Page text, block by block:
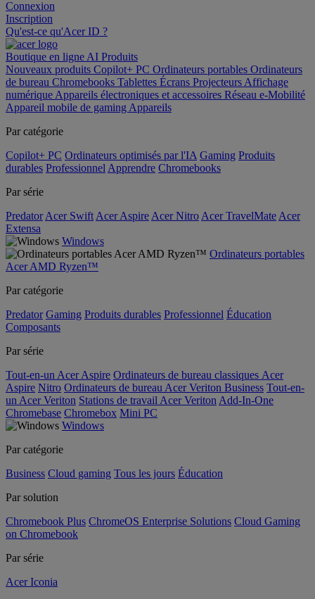
Connexion
Inscription
Qu'est-ce qu'Acer ID ?
Boutique en ligne AI Produits
Nouveaux produits Copilot+ PC Ordinateurs portables Ordinateurs
de bureau Chromebooks Tablettes Écrans Projecteurs Affichage
numérique Appareils électroniques et accessoires Réseau e-Mobilité
Appareil mobile de gaming Appareils
Par catégorie
Copilot+ PC Ordinateurs optimisés par l'IA Gaming Produits
durables Professionnel Apprendre Chromebooks
Par série
Predator Acer Swift Acer Aspire Acer Nitro Acer TravelMate Acer
Extensa
Windows
Ordinateurs portables
Acer AMD Ryzen™
Par catégorie
Predator Gaming Produits durables Professionnel Éducation
Composants
Par série
Tout-en-un Acer Aspire Ordinateurs de bureau classiques Acer
Aspire Nitro Ordinateurs de bureau Acer Veriton Business Tout-en-
un Acer Veriton Stations de travail Acer Veriton Add-In-One
Chromebase Chromebox Mini PC
Windows
Par catégorie
Business Cloud gaming Tous les jours Éducation
Par solution
Chromebook Plus ChromeOS Enterprise Solutions Cloud Gaming
on Chromebook
Par série
Acer Iconia